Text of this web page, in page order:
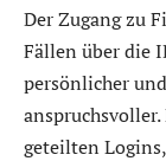
Der Zugang zu
Fällen über die
persönlicher
geteilten